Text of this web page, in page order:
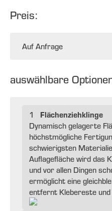
Preis:
Auf Anfrage
auswählbare
1 Flächenziehklinge
Dynamisch gelagerte
höchstmögliche
schwierigsten
Auflagefläche wird das
und vor allen Dingen
ermöglicht eine
entfernt Klebereste